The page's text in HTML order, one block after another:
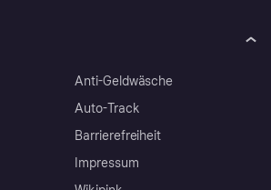
Anti-Geldwäsche
Auto-Track
Barrierefreiheit
Impressum